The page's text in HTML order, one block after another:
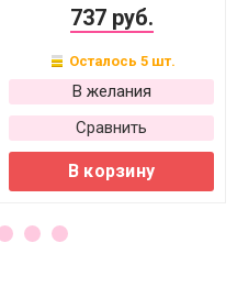
737 руб.
Осталось 5 шт.
В желания
Сравнить
В корзину